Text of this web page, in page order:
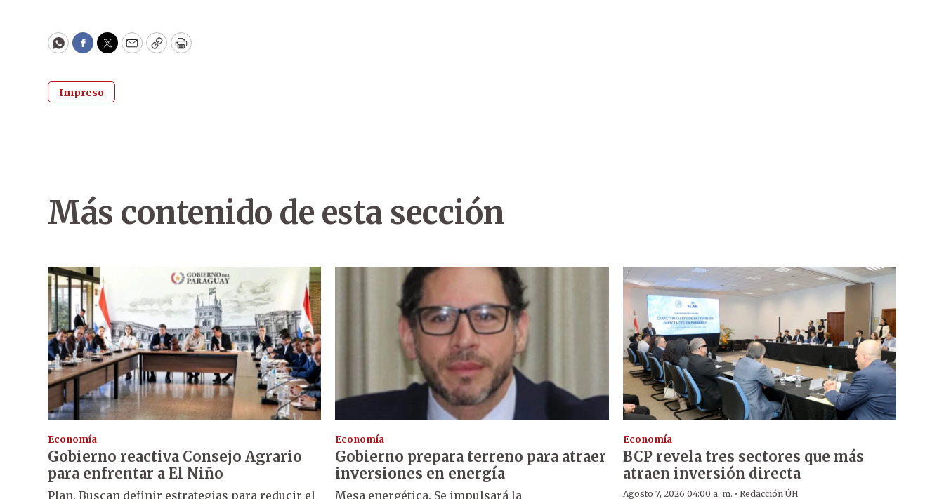
WhatsApp
Facebook
Twitter
EmailCopyPrint
Impreso
Más contenido de esta sección
Economía
Gobierno reactiva Consejo Agrario
para enfrentar a El Niño
Plan. Buscan definir estrategias para reducir el
Economía
Gobierno prepara terreno para atraer
inversiones en energía
Mesa energética. Se impulsará la
Economía
BCP revela tres sectores que más
atraen inversión directa
Agosto 7, 2026 04:00 a. m. · Redacción ÚH